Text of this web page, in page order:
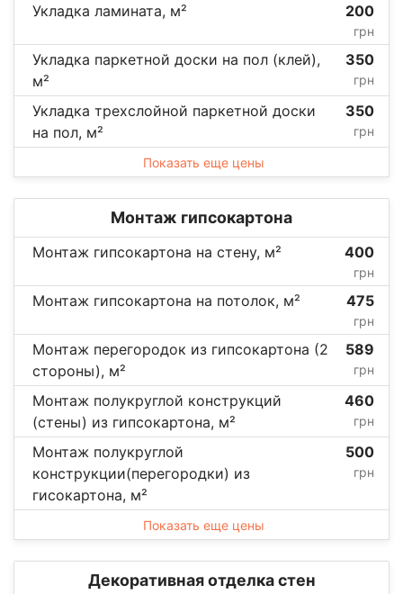
Укладка ламината, м² 200
грн
Укладка паркетной доски на пол (клей),
м²
350
грн
Укладка трехслойной паркетной доски
на пол, м²
350
грн
Показать еще цены
Монтаж гипсокартона
Монтаж гипсокартона на стену, м² 400
грн
Монтаж гипсокартона на потолок, м² 475
грн
Монтаж перегородок из гипсокартона (2
стороны), м²
589
грн
Монтаж полукруглой конструкций
(стены) из гипсокартона, м²
460
грн
Монтаж полукруглой
конструкции(перегородки) из
гисокартона, м²
500
грн
Показать еще цены
Декоративная отделка стен